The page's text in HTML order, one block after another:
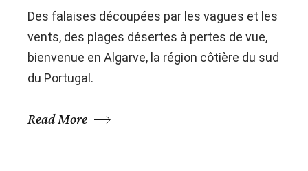
Des falaises découpées par les vagues et les
vents, des plages désertes à pertes de vue,
bienvenue en Algarve, la région côtière du sud
du Portugal.
Read More